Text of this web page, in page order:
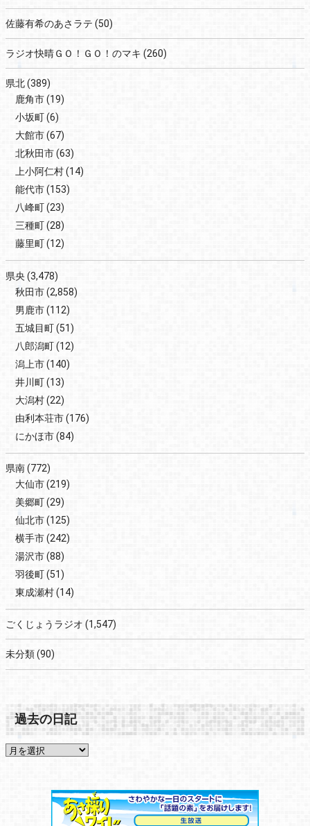
佐藤有希のあさラテ (50)
ラジオ快晴ＧＯ！ＧＯ！のマキ (260)
県北(389)
鹿角市(19)
小坂町(6)
大館市(67)
北秋田市(63)
上小阿仁村(14)
能代市(153)
八峰町(23)
三種町(28)
藤里町(12)
県央(3,478)
秋田市(2,858)
男鹿市(112)
五城目町(51)
八郎潟町(12)
潟上市(140)
井川町(13)
大潟村(22)
由利本荘市(176)
にかほ市(84)
県南(772)
大仙市(219)
美郷町(29)
仙北市(125)
横手市(242)
湯沢市(88)
羽後町(51)
東成瀬村(14)
ごくじょうラジオ (1,547)
未分類(90)
過去の日記